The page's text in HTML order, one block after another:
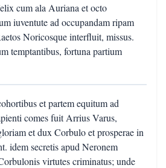
cum ala Auriana et octo
iuventute ad occupandam ripam
Noricosque interfluit, missus.
temptantibus, fortuna partium
et partem equitum ad
comes fuit Arrius Varus,
et dux Corbulo et prosperae in
idem secretis apud Neronem
virtutes criminatus; unde